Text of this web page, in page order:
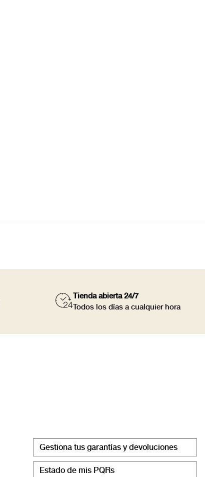
Tienda abierta 24/7
Todos los días a cualquier hora
Gestiona tus garantías y devoluciones
Estado de mis PQRs